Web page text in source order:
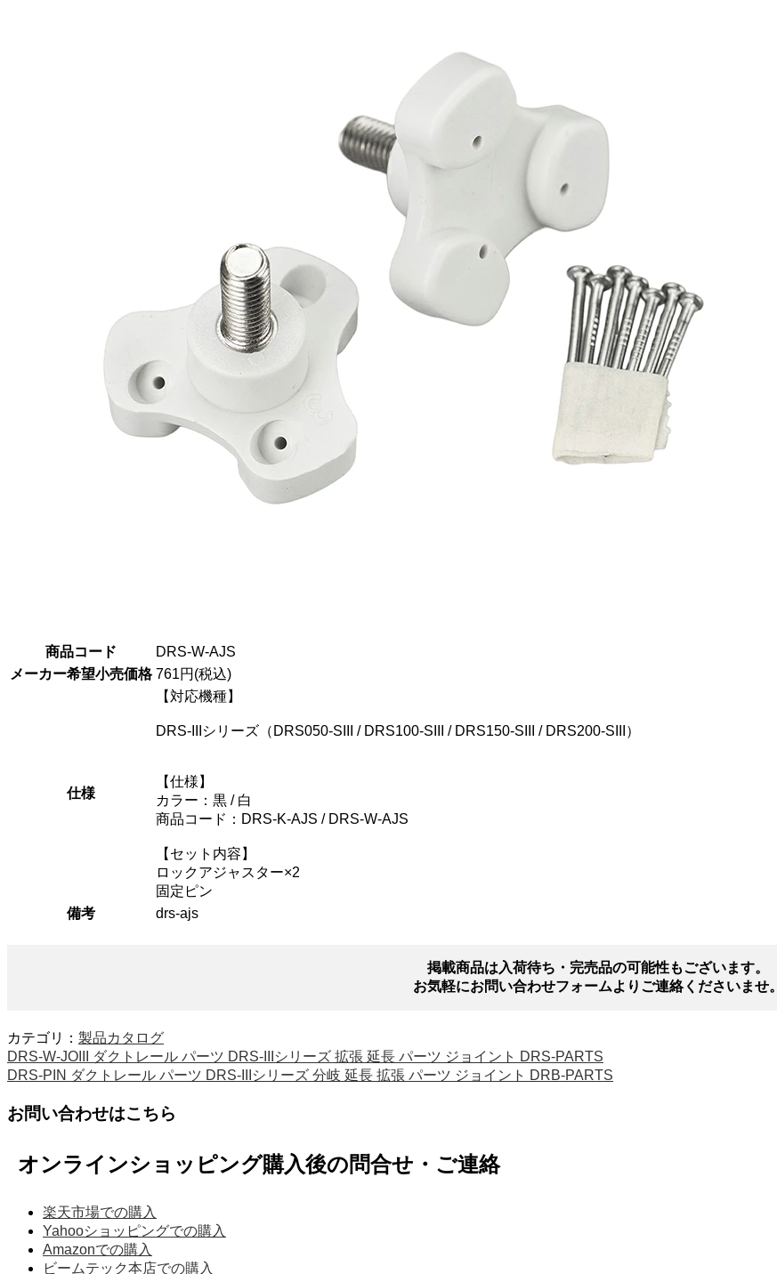
商品コード
DRS-W-AJS
メーカー希望小売価格 761円(税込)
仕様
【対応機種】
DRS-IIIシリーズ（DRS050-SIII / DRS100-SIII / DRS150-SIII / DRS200-SIII）
【仕様】
カラー：黒 / 白
商品コード：DRS-K-AJS / DRS-W-AJS
【セット内容】
ロックアジャスター×2
固定ピン
備考
drs-ajs
掲載商品は入荷待ち・完売品の可能性もございます。
お気軽にお問い合わせフォームよりご連絡くださいませ。
カテゴリ： 製品カタログ
DRS-W-JOIII ダクトレール パーツ DRS-IIIシリーズ 拡張 延長 パーツ ジョイント DRS-PARTS
DRS-PIN ダクトレール パーツ DRS-IIIシリーズ 分岐 延長 拡張 パーツ ジョイント DRB-PARTS
お問い合わせはこちら
オンラインショッピング購入後の問合せ・ご連絡
楽天市場での購入
Yahooショッピングでの購入
Amazonでの購入
ビームテック本店での購入